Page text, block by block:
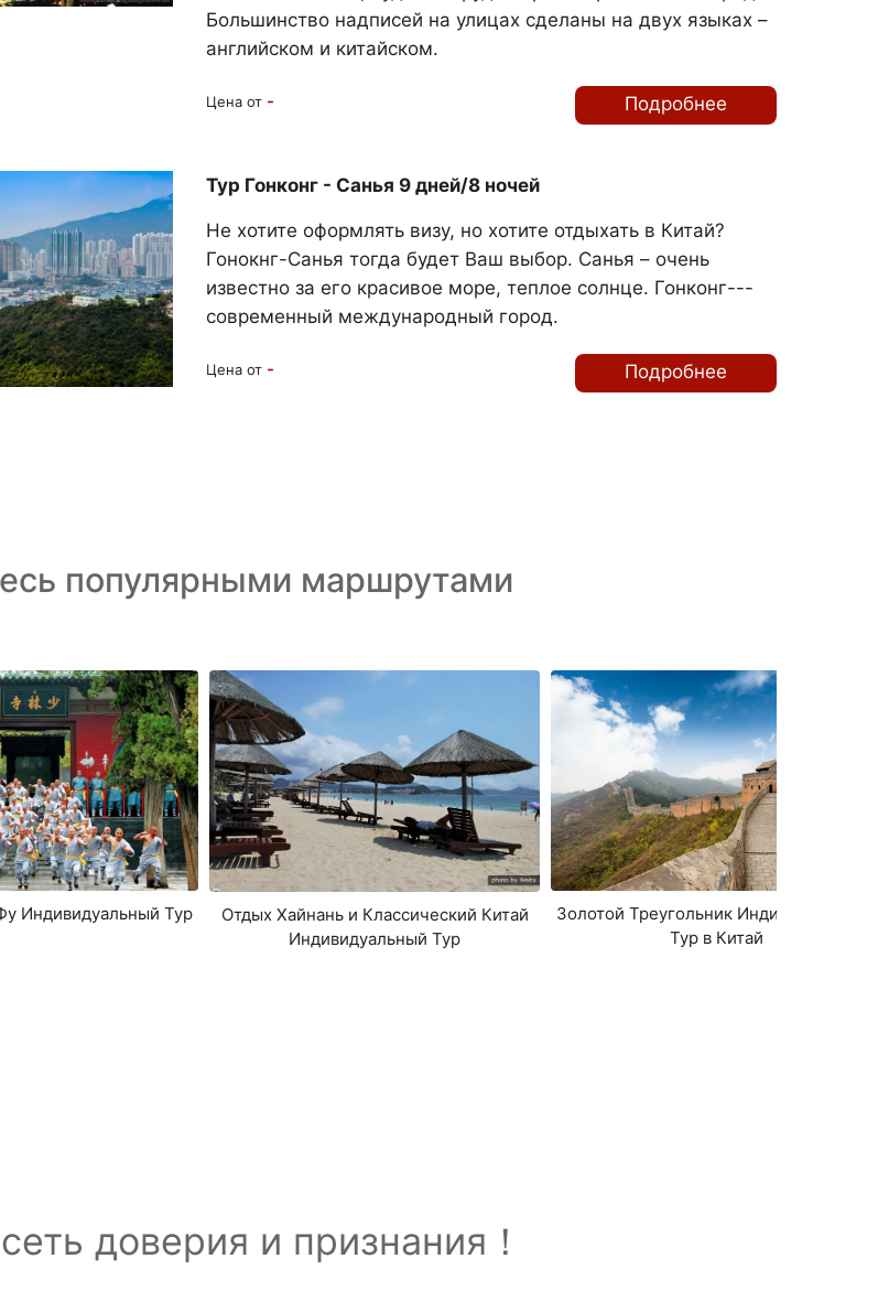
Большинство надписей на улицах сделаны на двух языках –
английском и китайском.
Цена от - Подробнее
Тур Гонконг - Санья 9 дней/8 ночей
Не хотите оформлять визу, но хотите отдыхать в Китай?
Гонокнг-Санья тогда будет Ваш выбор. Санья – очень
известно за его красивое море, теплое солнце. Гонконг---
современный международный город.
Цена от - Подробнее
популярными маршрутами
Индивидуальный Тур
Отдых Хайнань и Классический Китай
Индивидуальный Тур
Золотой Треугольник Индивидуальный
Тур в Китай
доверия и признания！